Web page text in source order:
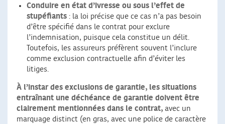
Conduire en état d’ivresse ou sous l’effet de
stupéfiants : la loi précise que ce cas n’a pas besoin
d’être spécifié dans le contrat pour exclure
l’indemnisation, puisque cela constitue un délit.
Toutefois, les assureurs préfèrent souvent l’inclure
comme exclusion contractuelle afin d’éviter les
litiges.
À l’instar des exclusions de garantie, les situations
entraînant une déchéance de garantie doivent être
clairement mentionnées dans le contrat, avec un
marquage distinct (en gras, avec une police de caractère